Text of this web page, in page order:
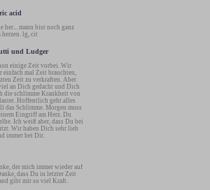
acid
her... mann bist noch ganz
lg, cit
und Ludger
einige Zeit vorbei. Wir
mal Zeit brauchten,
Zeit zu verkraften. Aber
an Dich gedacht und Dich
die schlimme Krankheit von
Hoffentlich geht alles
das Schlimme. Morgen muss
Eingriff am Herz. Du
Ich weiß aber, dass Du bei
Wir haben Dich sehr lieb
immer bei Dir.
der mich immer wieder auf
dass Du in letzter Zeit
gibt mir so viel Kraft.